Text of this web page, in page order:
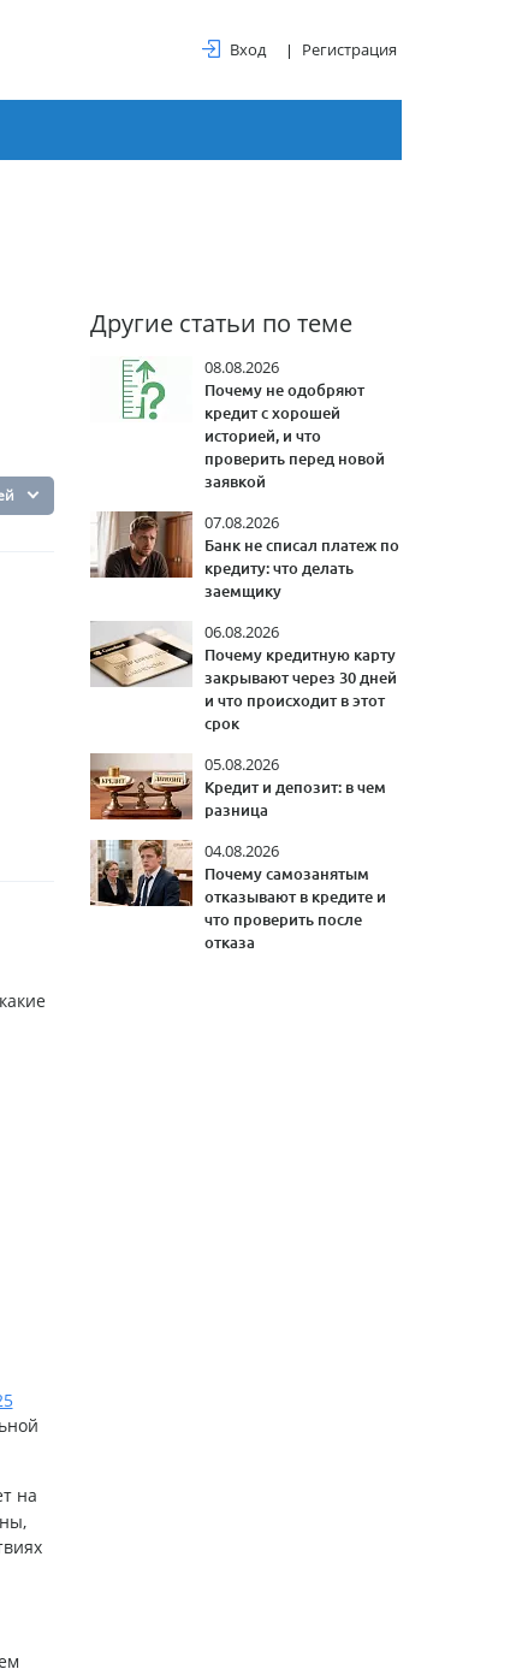
Вход Регистрация
Другие статьи по теме
08.08.2026
Почему не одобряют
кредит с хорошей
историей, и что
проверить перед новой
заявкой
07.08.2026
Банк не списал платеж по
кредиту: что делать
заемщику
06.08.2026
Почему кредитную карту
закрывают через 30 дней
и что происходит в этот
срок
05.08.2026
Кредит и депозит: в чем
разница
04.08.2026
Почему самозанятым
отказывают в кредите и
что проверить после
отказа
на